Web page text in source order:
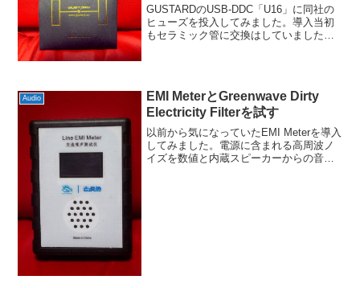
GUSTARDのUSB-DDC「U16」に同社の
ヒューズを投入してみました。導入当初
もセラミック管に交換はしていましたけ
Audio
EMI MeterとGreenwave Dirty
Electricity Filterを試す
以前から気になっていたEMI Meterを導入
してみました。電源に含まれる高周波ノ
イズを数値と内蔵スピーカーからの音で